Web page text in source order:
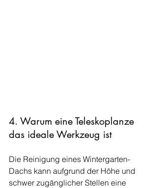
4. Warum eine Teleskoplanze
das ideale Werkzeug ist
Die Reinigung eines Wintergarten-
Dachs kann aufgrund der Höhe und
schwer zugänglicher Stellen eine